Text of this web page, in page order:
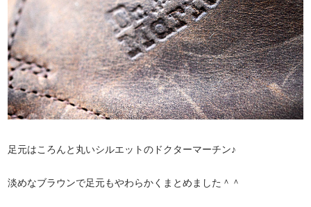
足元はころんと丸いシルエットのドクターマーチン♪
淡めなブラウンで足元もやわらかくまとめました＾＾